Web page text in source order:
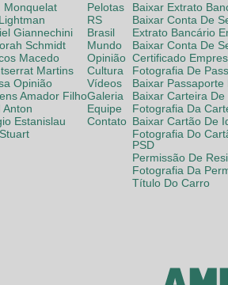
Monquelat
Giannechini
Schmidt
Macedo
Martins
Opinião
Amador Filho
Anton
Estanislau
Pelotas
RS
Brasil
Mundo
Opinião
Cultura
Vídeos
Galeria
Equipe
Contato
Baixar Extrato
Baixar Conta De
Extrato Bancário
Baixar Conta De
Certificado
Fotografia De
Baixar Passaporte
Baixar Carteira
Fotografia Da
Baixar Cartão De
Fotografia Do
PSD
Permissão De
Fotografia Da
Título Do Carro